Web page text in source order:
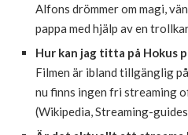
Alfons drömmer om magi,
pappa med hjälp av en
Hur kan jag titta på Hokus
Filmen är ibland tillgänglig
nu finns ingen fri streaming
(Wikipedia, Streaming-